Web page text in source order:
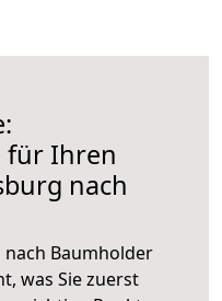
für Ihren
nach
Baumholder
was Sie zuerst